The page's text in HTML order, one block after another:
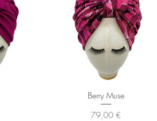
Schnellansicht
Berry Muse
Preis
79,00 €